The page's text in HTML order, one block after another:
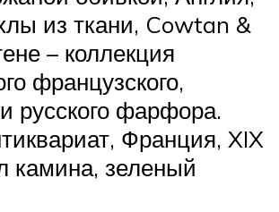
из ткани, Cowtan &
– коллекция
французского,
русского фарфора.
Франция, XIX
камина, зеленый